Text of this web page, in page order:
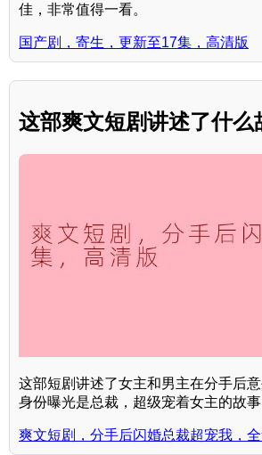
佳，非常值得一看。
国产剧，寄生，更新至17集，高清版
这部爽文短剧讲述了什么
这部短剧讲述了女主和男主在分手后
身份曝光是总裁，超级宠着女主的故事
爽文短剧，分手后闪婚总裁超宠我，